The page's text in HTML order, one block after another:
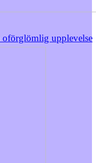
oförglömlig upplevelse